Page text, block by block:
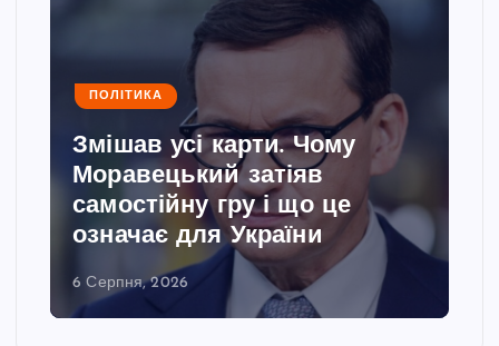
ПОЛІТИКА
Змішав усі карти. Чому
Моравецький затіяв
самостійну гру і що це
означає для України
6 Серпня, 2026